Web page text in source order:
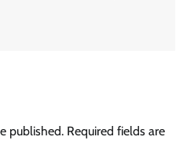
published. Required fields are